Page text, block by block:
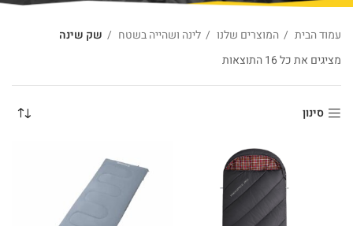
עמוד הבית המוצרים שלנו לינה ושהייה בשטח
שק שינה
מציגים את כל ⁦16⁩ התוצאות
סינון